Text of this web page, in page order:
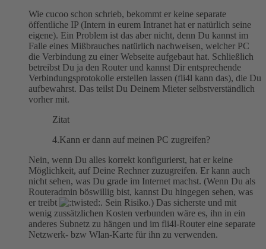
Wie cucoo schon schrieb, bekommt er keine separate
öffentliche IP (Intern in eurem Intranet hat er natürlich seine
eigene). Ein Problem ist das aber nicht, denn Du kannst im
Falle eines Mißbrauches natürlich nachweisen, welcher PC
die Verbindung zu einer Webseite aufgebaut hat. Schließlich
betreibst Du ja den Router und kannst Dir entsprechende
Verbindungsprotokolle erstellen lassen (fli4l kann das), die Du
aufbewahrst. Das teilst Du Deinem Mieter selbstverständlich
vorher mit.
Zitat
4.Kann er dann auf meinen PC zugreifen?
Nein, wenn Du alles korrekt konfigurierst, hat er keine
Möglichkeit, auf Deine Rechner zuzugreifen. Er kann auch
nicht sehen, was Du grade im Internet machst. (Wenn Du als
Routeradmin böswillig bist, kannst Du hingegen sehen, was
er treibt
. Sein Risiko.) Das sicherste und mit
wenig zussätzlichen Kosten verbunden wäre es, ihn in ein
anderes Subnetz zu hängen und im fli4l-Router eine separate
Netzwerk- bzw Wlan-Karte für ihn zu verwenden.